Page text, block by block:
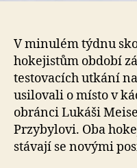
V minulém týdnu
hokejistům období
testovacích utkání
usilovali o místo v
obránci Lukáši
Przybylovi. Oba
stávají se novými